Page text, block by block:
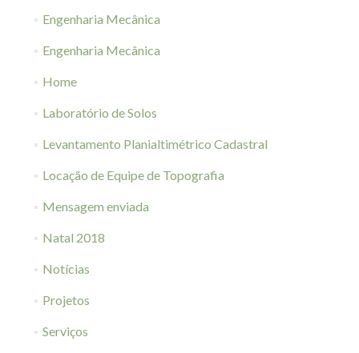
Engenharia Mecânica
Engenharia Mecânica
Home
Laboratório de Solos
Levantamento Planialtimétrico Cadastral
Locação de Equipe de Topografia
Mensagem enviada
Natal 2018
Notícias
Projetos
Serviços